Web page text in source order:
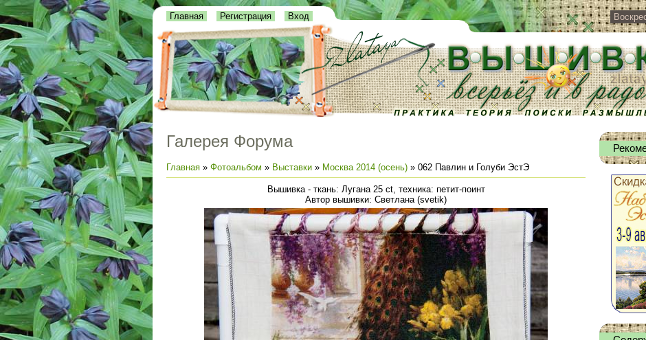
Главная Регистрация Вход
Галерея Форума
Главная » Фотоальбом » Выставки » Москва 2014 (осень) » 062 Павлин и Голуби ЭстЭ
Вышивка - ткань: Лугана 25 ct, техника: петит-поинт
Автор вышивки: Светлана (svetik)